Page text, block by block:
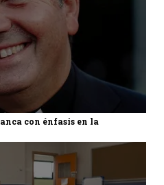
con énfasis en la